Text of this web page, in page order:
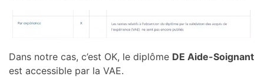
Dans notre cas, c’est OK, le diplôme DE Aide-Soignant
est accessible par la VAE.